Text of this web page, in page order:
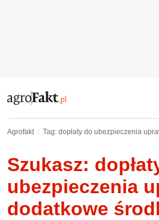
Agrofakt Tag: dopłaty do ubezpieczenia
Szukasz:
ubezpieczenia
dodatkowe